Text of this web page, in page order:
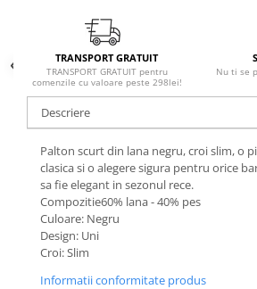
TRANSPORT GRATUIT
TRANSPORT GRATUIT pentru
comenzile cu valoare peste 298lei!
Nu ti se
Descriere
Palton scurt din lana negru, croi slim, o
clasica si o alegere sigura pentru orice
sa fie elegant in sezonul rece.
Compozitie60% lana - 40% pes
Culoare: Negru
Design: Uni
Croi: Slim
Informatii conformitate produs